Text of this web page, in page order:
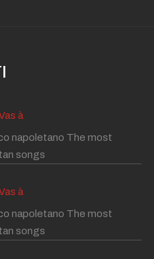
à
napoletano The most
songs
à
napoletano The most
songs